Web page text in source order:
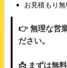
お見積もり無
👉 無理な営
ださい。
📩 まずは無